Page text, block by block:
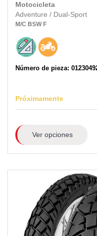
Motocicleta
Adventure / Dual-Sport
M/C BSW F
Número de pieza:
Próximamente
Ver opciones